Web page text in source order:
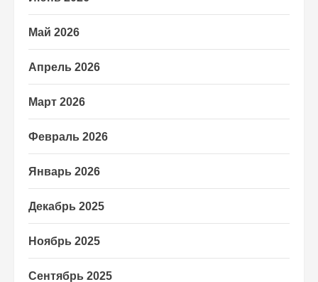
Май 2026
Апрель 2026
Март 2026
Февраль 2026
Январь 2026
Декабрь 2025
Ноябрь 2025
Сентябрь 2025